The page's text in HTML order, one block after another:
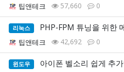
팁앤테크 57,660 0
리눅스 PHP-FPM 튜닝을 위한
팁앤테크 42,692 0
윈도우 아이폰 벨소리 쉽게 추